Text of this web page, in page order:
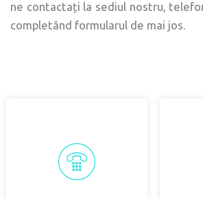
ne contactați la sediul nostru,
completând formularul de mai jos.